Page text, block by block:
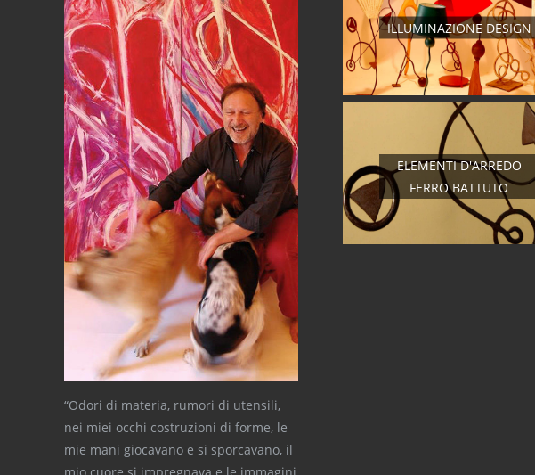
“Odori di materia, rumori di utensili,
nei miei occhi costruzioni di forme, le
mie mani giocavano e si sporcavano, il
ILLUMINAZIONE DESIGN
ELEMENTI D'ARREDO
FERRO BATTUTO